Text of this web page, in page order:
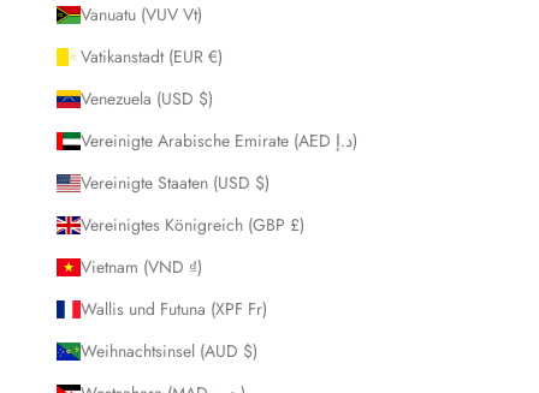
Vanuatu (VUV Vt)
Vatikanstadt (EUR €)
Venezuela (USD $)
Vereinigte Arabische Emirate (AED د.إ)
Vereinigte Staaten (USD $)
Vereinigtes Königreich (GBP £)
Vietnam (VND ₫)
Wallis und Futuna (XPF Fr)
Weihnachtsinsel (AUD $)